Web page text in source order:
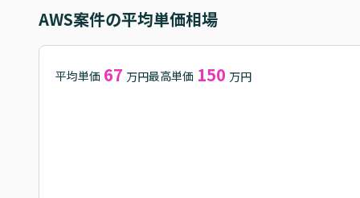
AWS案件の平均単価相場
平均単価 67 万円最高単価 150 万円